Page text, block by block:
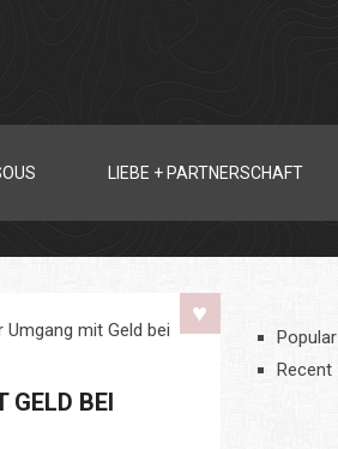
LIEBE + PARTNERSCHAFT
mit Geld bei
GELD BEI
Popular
Recent